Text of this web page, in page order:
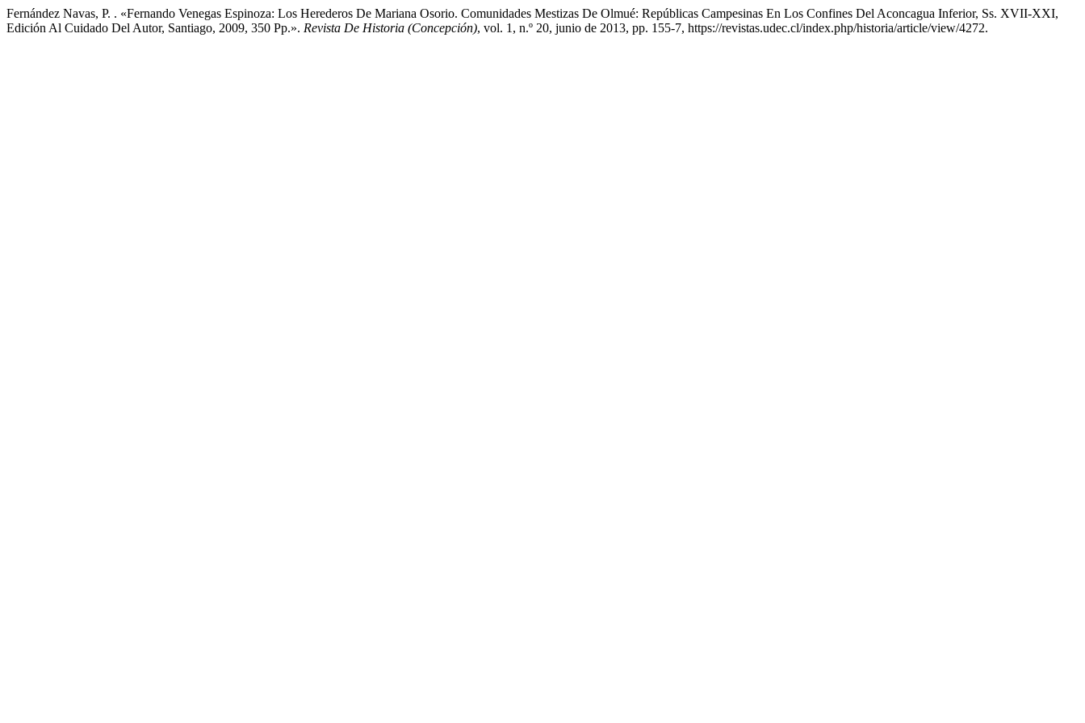
Fernández Navas, P. . «Fernando Venegas Espinoza: Los Herederos De Mariana Osorio. Comunidades Mestizas De Olmué: Repúblicas Campesinas En Los Confines Del Aconcagua Inferior, Ss. XVII-XXI,
Edición Al Cuidado Del Autor, Santiago, 2009, 350 Pp.». Revista De Historia (Concepción), vol. 1, n.º 20, junio de 2013, pp. 155-7, https://revistas.udec.cl/index.php/historia/article/view/4272.